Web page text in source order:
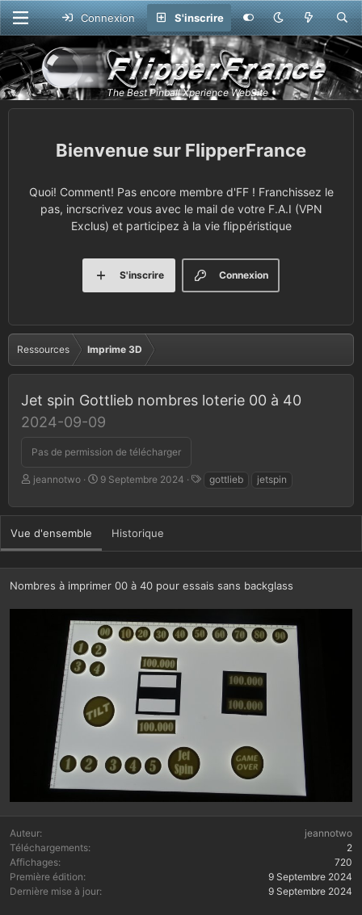
Connexion S'inscrire
FlipperFrance
Quoi! Comment! Pas encore membre d'FF ! Franchissez le
pas, incrscrivez vous avec le mail de votre F.A.I (VPN
Exclus) et participez à la vie flippéristique
Connexion
S'inscrire
Ressources Imprime 3D
Jet spin Gottlieb nombres loterie 00 à 40
2024-09-09
Pas de permission de télécharger
A
t
u
r
jeannotwo
D
t
e
é
a
t
i
o
n
9 Septembre 2024
g
gottlieb jetspin
Vue d'ensemble Historique
Nombres à imprimer 00 à 40 pour essais sans backglass
Auteur
jeannotwo
Téléchargements
2
Affichages
720
Première édition
9 Septembre 2024
Dernière mise à jour
9 Septembre 2024